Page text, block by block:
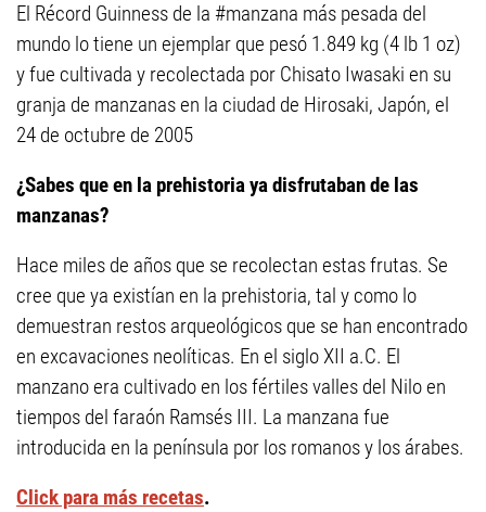
El Récord Guinness de la #manzana más pesada del
mundo lo tiene un ejemplar que pesó 1.849 kg (4 lb 1 oz)
y fue cultivada y recolectada por Chisato Iwasaki en su
granja de manzanas en la ciudad de Hirosaki, Japón, el
24 de octubre de 2005
¿Sabes que en la prehistoria ya disfrutaban de las
manzanas?
Hace miles de años que se recolectan estas frutas. Se
cree que ya existían en la prehistoria, tal y como lo
demuestran restos arqueológicos que se han encontrado
en excavaciones neolíticas. En el siglo XII a.C. El
manzano era cultivado en los fértiles valles del Nilo en
tiempos del faraón Ramsés III. La manzana fue
introducida en la península por los romanos y los árabes.
Click para más recetas.